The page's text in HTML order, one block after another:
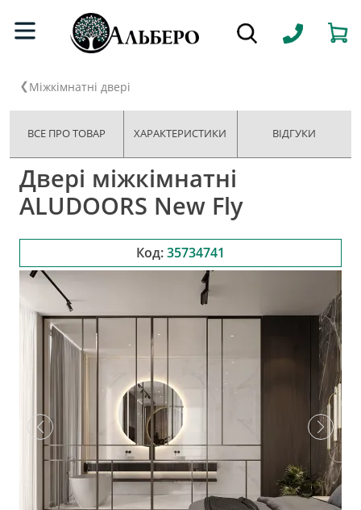
Міжкімнатні двері
ВСЕ ПРО ТОВАР ХАРАКТЕРИСТИКИ ВІДГУКИ
Двері міжкімнатні
ALUDOORS New Fly
Код:35734741